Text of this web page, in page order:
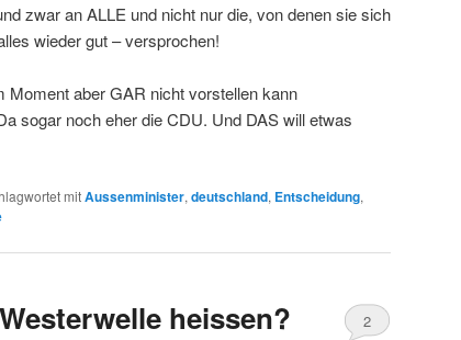
zwar an ALLE und nicht nur die, von denen sie sich
wieder gut – versprochen!
Moment aber GAR nicht vorstellen kann
sogar noch eher die CDU. Und DAS will etwas
mitAussenminister, deutschland, Entscheidung,
heissen? 2